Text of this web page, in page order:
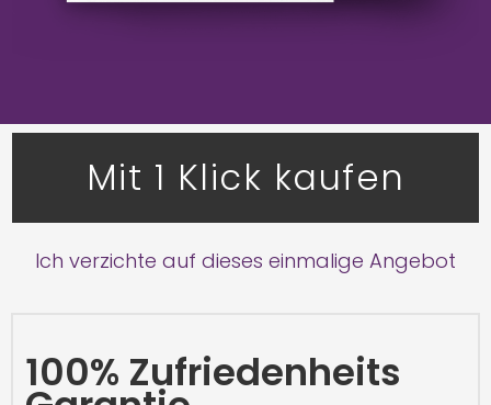
Mit 1 Klick kaufen
Ich verzichte auf dieses einmalige Angebot
100% Zufriedenheits